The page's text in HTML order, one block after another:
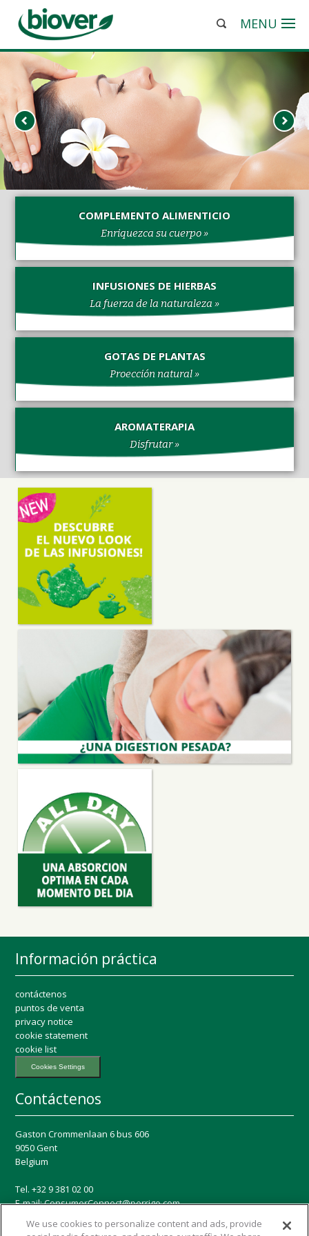
MENU
COMPLEMENTO ALIMENTICIO
Enriquezca su cuerpo »
INFUSIONES DE HIERBAS
La fuerza de la naturaleza »
GOTAS DE PLANTAS
Proección natural »
AROMATERAPIA
Disfrutar »
Información práctica
contáctenos
puntos de venta
privacy notice
cookie statement
cookie list
Cookies Settings
Contáctenos
Gaston Crommenlaan 6 bus 606
9050 Gent
Belgium
Tel. +32 9 381 02 00
E-mail:ConsumerConnect@perrigo.com
Redes sociales
We use cookies to personalize content and ads, provide